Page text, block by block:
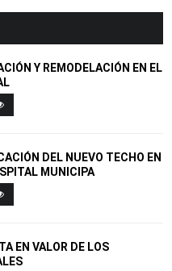
Y REMODELACIÓN EN EL
DEL NUEVO TECHO EN
MUNICIPA
EN VALOR DE LOS